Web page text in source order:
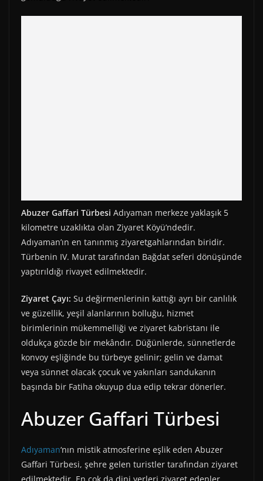
Abuzer Gaffari Türbesi Adıyaman merkeze yaklaşık 5
kilometre uzaklıkta olan Ziyaret Köyü’ndedir.
Adıyaman’ın en tanınmış ziyaretgahlarından biridir.
Türbenin IV. Murat tarafından Bağdat seferi dönüşünde
yaptırıldığı rivayet edilmektedir.
Ziyaret Çayı: Su değirmenlerinin kattığı ayrı bir canlılık
ve güzellik, yeşil alanlarının bolluğu, hizmet
birimlerinin mükemmelliği ve ziyaret kabristanı ile
oldukça gözde bir mekândır. Düğünlerde, sünnetlerde
konvoy eşliğinde bu türbeye gelinir; gelin ve damat
veya sünnet olacak çocuk ve yakınları sandukanın
başında bir Fatiha okuyup dua edip tekrar dönerler.
Abuzer Gaffari Türbesi
Adıyaman‘nın mistik atmosferine eşlik eden Abuzer
Gaffari Türbesi, şehre gelen turistler tarafından ziyaret